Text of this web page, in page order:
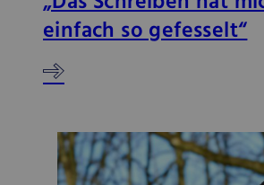
einfach so gefesselt“